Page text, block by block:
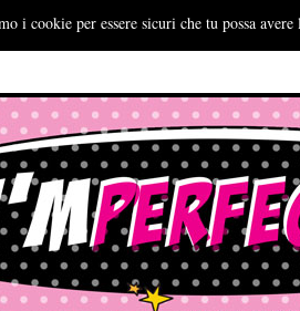
i cookie per essere sicuri che tu possa